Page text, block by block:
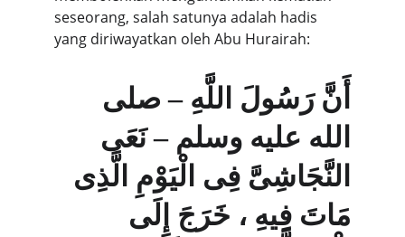
seseorang, salah satunya adalah hadis
yang diriwayatkan oleh Abu Hurairah:
أَنَّ رَسُولَ اللَّهِ – صلى
الله عليه وسلم – نَعَى
النَّجَاشِىَّ فِى الْيَوْمِ الَّذِى
مَاتَ فِيهِ ، خَرَجَ إِلَى